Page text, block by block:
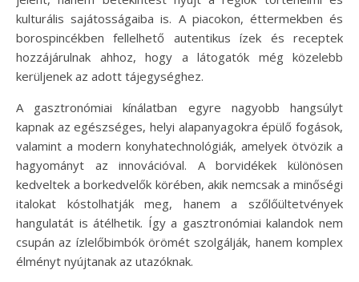
kulturális sajátosságaiba is. A piacokon, éttermekben és
borospincékben fellelhető autentikus ízek és receptek
hozzájárulnak ahhoz, hogy a látogatók még közelebb
kerüljenek az adott tájegységhez.
A gasztronómiai kínálatban egyre nagyobb hangsúlyt
kapnak az egészséges, helyi alapanyagokra épülő fogások,
valamint a modern konyhatechnológiák, amelyek ötvözik a
hagyományt az innovációval. A borvidékek különösen
kedveltek a borkedvelők körében, akik nemcsak a minőségi
italokat kóstolhatják meg, hanem a szőlőültetvények
hangulatát is átélhetik. Így a gasztronómiai kalandok nem
csupán az ízlelőbimbók örömét szolgálják, hanem komplex
élményt nyújtanak az utazóknak.